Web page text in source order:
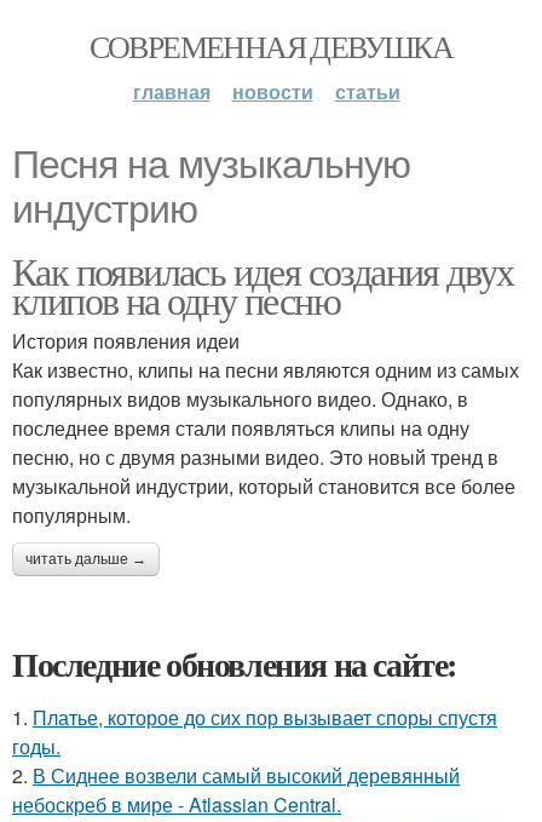
СОВРЕМЕННАЯ ДЕВУШКА
главная новости статьи
Песня на музыкальную
индустрию
Как появилась идея создания двух
клипов на одну песню
История появления идеи
Как известно, клипы на песни являются одним из самых
популярных видов музыкального видео. Однако, в
последнее время стали появляться клипы на одну
песню, но с двумя разными видео. Это новый тренд в
музыкальной индустрии, который становится все более
популярным.
читать дальше →
Последние обновления на сайте:
1. Платье, которое до сих пор вызывает споры спустя
годы.
2. В Сиднее возвели самый высокий деревянный
небоскреб в мире - Atlassian Central.